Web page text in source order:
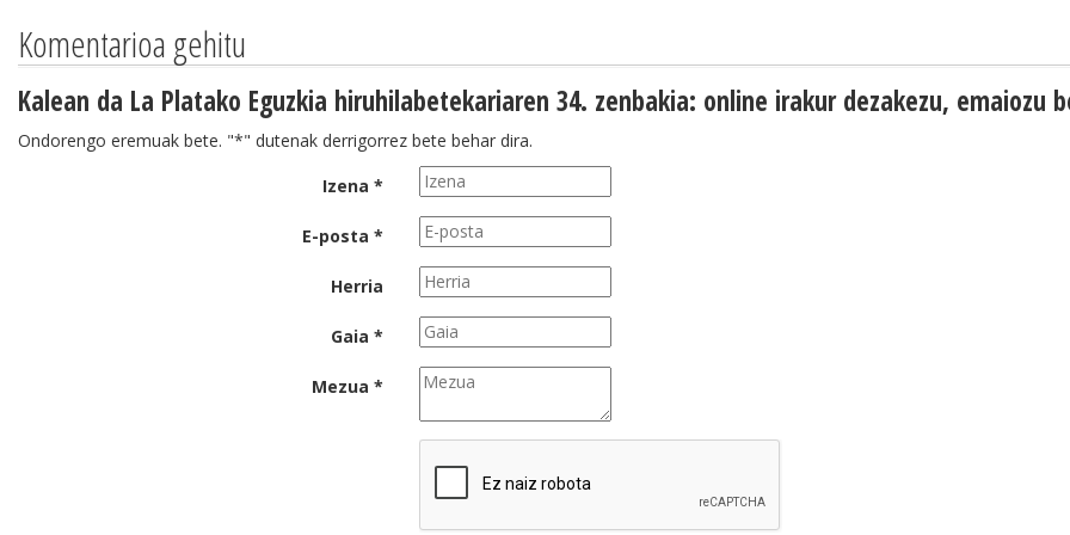
Komentarioa gehitu
Kalean da La Platako Eguzkia hiruhilabetekariaren 34. zenbakia: online irakur dezakezu, emaiozu
Ondorengo eremuak bete. "*" dutenak derrigorrez bete behar dira.
Izena *
E-posta *
Herria
Gaia *
Mezua *